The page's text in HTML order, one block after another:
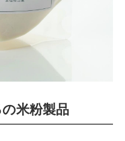
米粉製品